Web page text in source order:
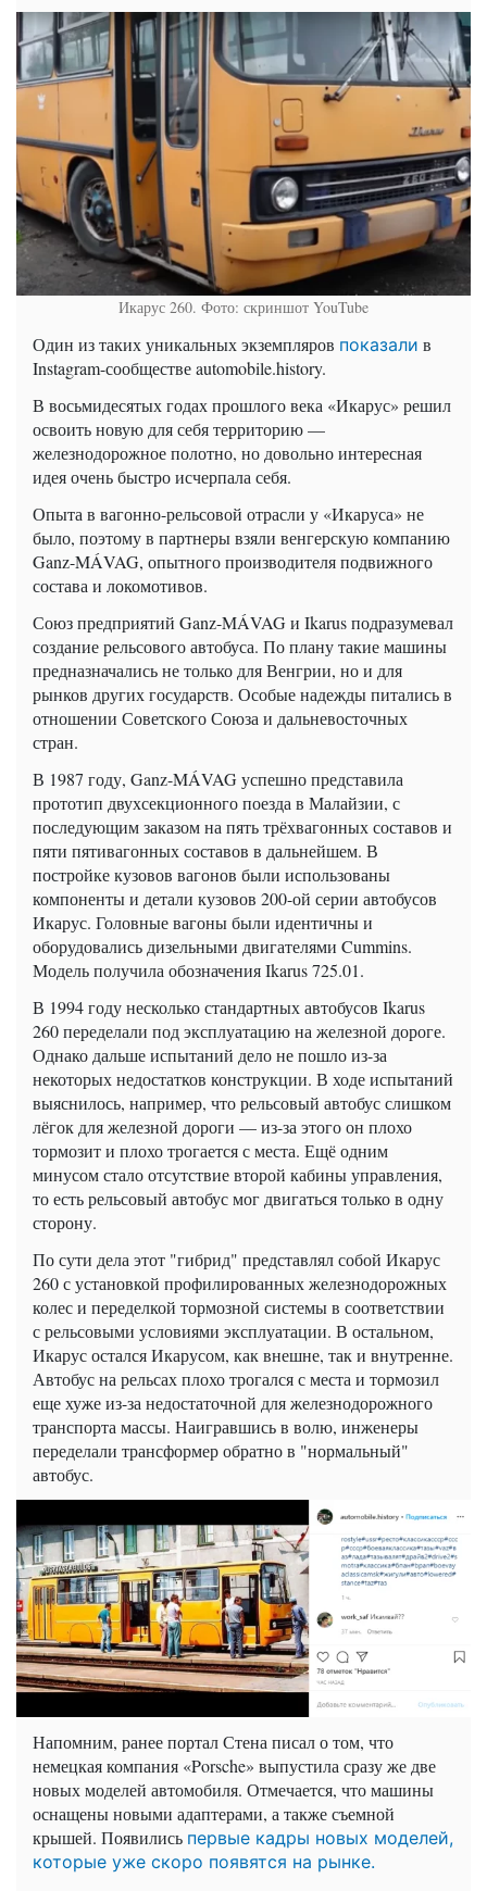
Икарус 260. Фото: скриншот YouTube
Один из таких уникальных экземпляров показали в
Instagram-сообществе automobile.history.
В восьмидесятых годах прошлого века «Икарус» решил
освоить новую для себя территорию —
железнодорожное полотно, но довольно интересная
идея очень быстро исчерпала себя.
Опыта в вагонно-рельсовой отрасли у «Икаруса» не
было, поэтому в партнеры взяли венгерскую компанию
Ganz-MÁVAG, опытного производителя подвижного
состава и локомотивов.
Союз предприятий Ganz-MÁVAG и Ikarus подразумевал
создание рельсового автобуса. По плану такие машины
предназначались не только для Венгрии, но и для
рынков других государств. Особые надежды питались в
отношении Советского Союза и дальневосточных
стран.
В 1987 году, Ganz-MÁVAG успешно представила
прототип двухсекционного поезда в Малайзии, с
последующим заказом на пять трёхвагонных составов и
пяти пятивагонных составов в дальнейшем. В
постройке кузовов вагонов были использованы
компоненты и детали кузовов 200-ой серии автобусов
Икарус. Головные вагоны были идентичны и
оборудовались дизельными двигателями Cummins.
Модель получила обозначения Ikarus 725.01.
В 1994 году несколько стандартных автобусов Ikarus
260 переделали под эксплуатацию на железной дороге.
Однако дальше испытаний дело не пошло из-за
некоторых недостатков конструкции. В ходе испытаний
выяснилось, например, что рельсовый автобус слишком
лёгок для железной дороги — из-за этого он плохо
тормозит и плохо трогается с места. Ещё одним
минусом стало отсутствие второй кабины управления,
то есть рельсовый автобус мог двигаться только в одну
сторону.
По сути дела этот "гибрид" представлял собой Икарус
260 с установкой профилированных железнодорожных
колес и переделкой тормозной системы в соответствии
с рельсовыми условиями эксплуатации. В остальном,
Икарус остался Икарусом, как внешне, так и внутренне.
Автобус на рельсах плохо трогался с места и тормозил
еще хуже из-за недостаточной для железнодорожного
транспорта массы. Наигравшись в волю, инженеры
переделали трансформер обратно в "нормальный"
автобус.
Напомним, ранее портал Стена писал о том, что
немецкая компания «Porsche» выпустила сразу же две
новых моделей автомобиля. Отмечается, что машины
оснащены новыми адаптерами, а также съемной
крышей. Появились первые кадры новых моделей,
которые уже скоро появятся на рынке.